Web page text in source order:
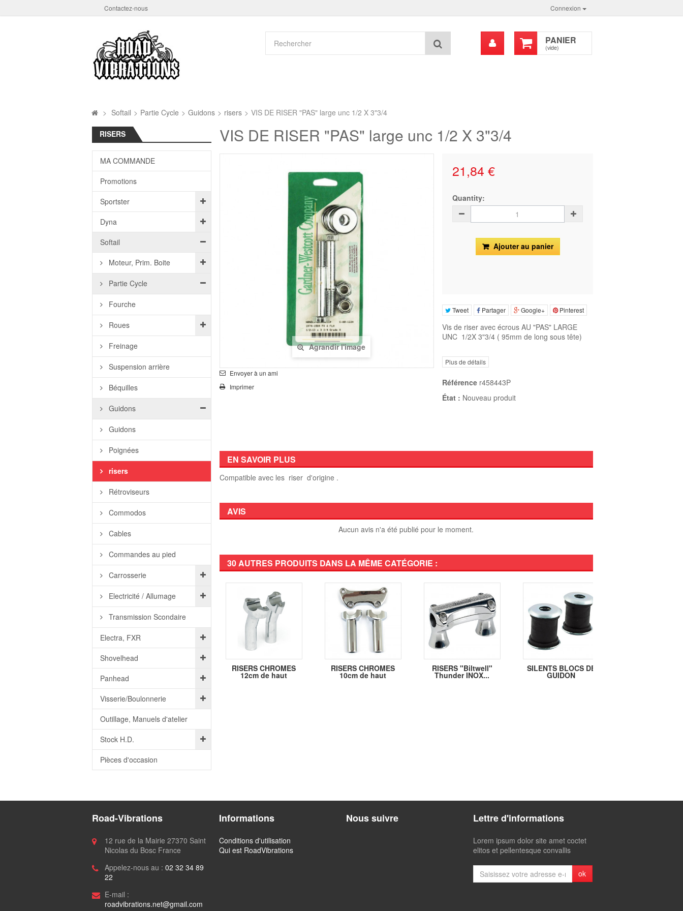
Connexion
Contactez-nous
PANIER
(vide)
Mon
compte
> Softail > Partie Cycle > Guidons > risers > VIS DE RISER "PAS" large unc 1/2 X 3"3/4
RISERS
MA COMMANDE
Promotions
Sportster
Dyna
Softail
Moteur, Prim. Boite
Partie Cycle
Fourche
Roues
Freinage
Suspension arrière
Béquilles
Guidons
Guidons
Poignées
risers
Rétroviseurs
Commodos
Cables
Commandes au pied
Carrosserie
Electricité / Allumage
Transmission Scondaire
Electra, FXR
Shovelhead
Panhead
Visserie/Boulonnerie
Outillage, Manuels d'atelier
Stock H.D.
Pièces d'occasion
VIS DE RISER "PAS" large unc 1/2 X 3"3/4
Agrandir l'image
Envoyer à un ami
Imprimer
21,84 €
Quantity:
Ajouter au panier
Tweet Partager Google+ Pinterest
Vis de riser avec écrous AU "PAS" LARGE
UNC 1/2X 3"3/4 ( 95mm de long sous tête)
Plus de détails
Référence r458443P
État : Nouveau produit
EN SAVOIR PLUS
Compatible avec les riser d'origine .
AVIS
Aucun avis n'a été publié pour le moment.
30 AUTRES PRODUITS DANS LA MÊME CATÉGORIE :
RISERS CHROMES
12cm de haut
RISERS CHROMES
10cm de haut
RISERS "Biltwell"
Thunder INOX...
SILENTS BLOCS DE
GUIDON
Road-Vibrations
12 rue de la Mairie 27370 Saint
Nicolas du Bosc France
Appelez-nous au : 02 32 34 89
22
E-mail :
roadvibrations.net@gmail.com
Informations
Conditions d'utilisation
Qui est RoadVibrations
Nous suivre Lettre d'informations
Lorem ipsum dolor site amet coctet
elitos et pellentesque convallis
ok